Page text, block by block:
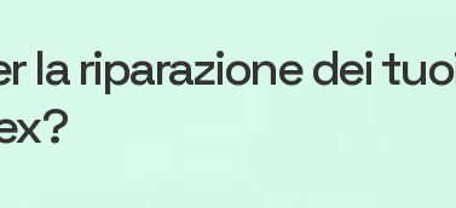
la riparazione dei